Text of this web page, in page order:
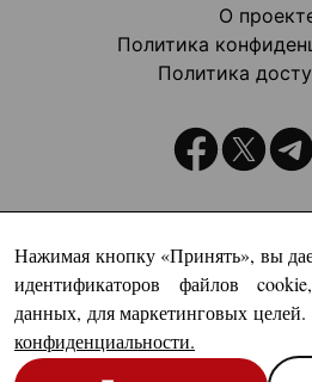
Нажимая кнопку «Принять», вы
идентификаторов файлов
данных, для маркетинговых
конфиденциальности.
О
Политика
Политика